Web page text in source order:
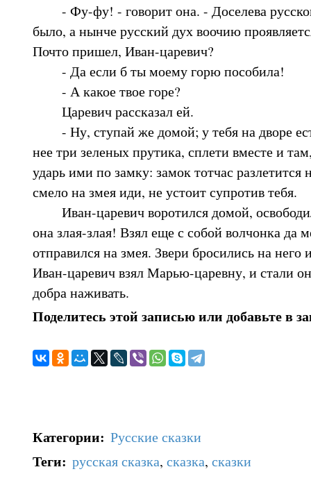
- Фу-фу! - говорит она. - Доселева
было, а нынче русский дух воочию
Почто пришел, Иван-царевич?
- Да если б ты моему горю пособила!
- А какое твое горе?
Царевич рассказал ей.
- Ну, ступай же домой; у тебя на дворе
нее три зеленых прутика, сплети вместе и
ударь ими по замку: замок тотчас разлетится
смело на змея иди, не устоит супротив тебя.
Иван-царевич воротился домой,
она злая-злая! Взял еще с собой волчонка да
отправился на змея. Звери бросились на него
Иван-царевич взял Марью-царевну, и стали
добра наживать.
Поделитесь этой записью или добавьте в
Категории: Русские сказки
Теги: русская сказка, сказка, сказки